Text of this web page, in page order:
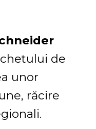
de
unor
răcire